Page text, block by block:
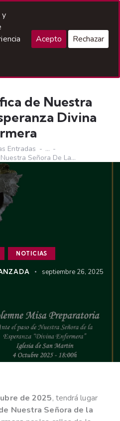
de Nuestra
Divina
Entradas
...
Señora De La...
NOTICIAS
septiembre 26, 2025
de 2025, tendrá lugar
Nuestra Señora de la
y
Acepto Rechazar